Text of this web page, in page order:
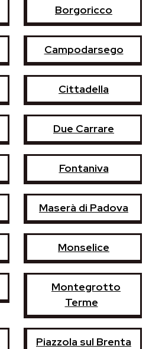
Borgoricco
Campodarsego
Cittadella
Due Carrare
Fontaniva
Maserà di Padova
Monselice
Montegrotto
Terme
Piazzola sul Brenta